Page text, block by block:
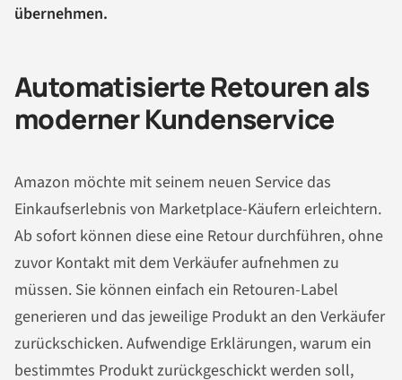
übernehmen.
Automatisierte Retouren als
moderner Kundenservice
Amazon möchte mit seinem neuen Service das
Einkaufserlebnis von Marketplace-Käufern erleichtern.
Ab sofort können diese eine Retour durchführen, ohne
zuvor Kontakt mit dem Verkäufer aufnehmen zu
müssen. Sie können einfach ein Retouren-Label
generieren und das jeweilige Produkt an den Verkäufer
zurückschicken. Aufwendige Erklärungen, warum ein
bestimmtes Produkt zurückgeschickt werden soll,